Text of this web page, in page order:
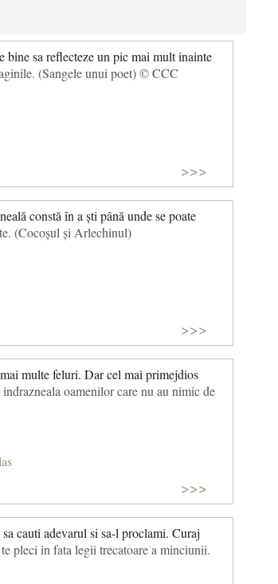
bine sa reflecteze un pic mai mult inainte
(Sangele unui poet) © CCC
>>>
constă în a ști până unde se poate
(Cocoșul și Arlechinul)
>>>
multe feluri. Dar cel mai primejdios
indrazneala oamenilor care nu au nimic de
>>>
cauti adevarul si sa-l proclami. Curaj
pleci in fata legii trecatoare a minciunii.